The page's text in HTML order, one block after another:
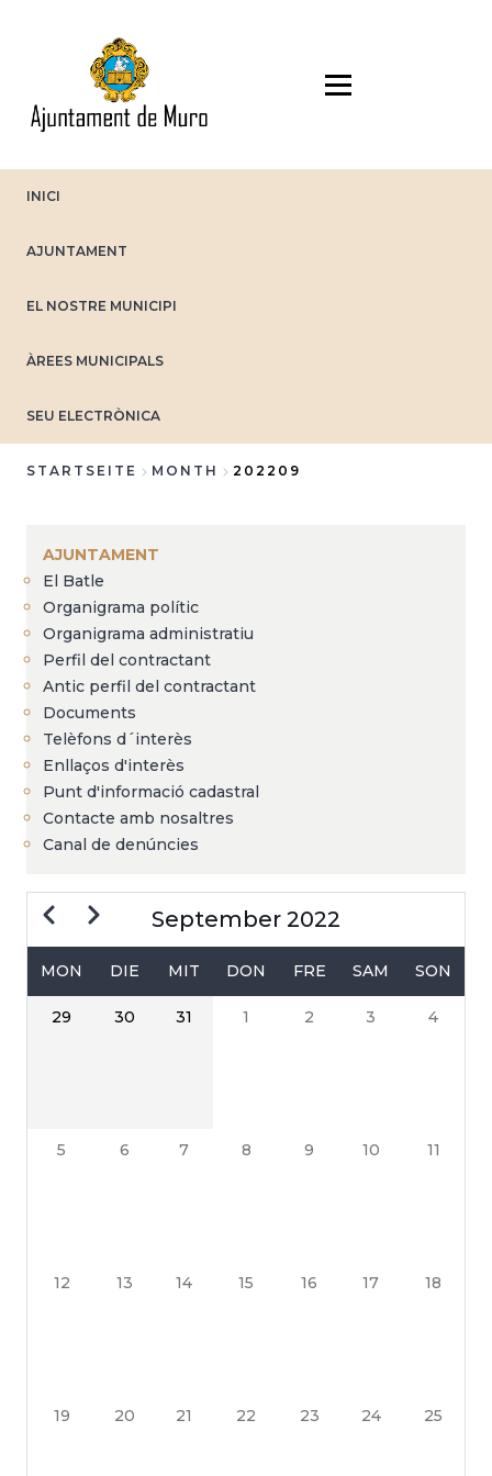
INICI
AJUNTAMENT
EL NOSTRE MUNICIPI
ÀREES MUNICIPALS
SEU ELECTRÒNICA
STARTSEITE MONTH 202209
AJUNTAMENT
El Batle
Organigrama polític
Organigrama administratiu
Perfil del contractant
Antic perfil del contractant
Documents
Telèfons d´interès
Enllaços d'interès
Punt d'informació cadastral
Contacte amb nosaltres
Canal de denúncies
September 2022
SEITENNUMMERIERUNG
ZurückWeiter
MON DIE MIT DON FRE SAM SON
29 30 31 1 2 3 4
5 6 7 8 9 10 11
12 13 14 15 16 17 18
19 20 21 22 23 24 25